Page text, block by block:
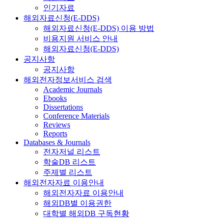
인기자료
해외자료신청(E-DDS)
해외자료신청(E-DDS) 이용 방법
비용지원 서비스 안내
해외자료신청(E-DDS)
공지사항
공지사항
해외전자정보서비스 검색
Academic Journals
Ebooks
Dissertations
Conference Materials
Reviews
Reports
Databases & Journals
전자저널 리스트
학술DB 리스트
주제별 리스트
해외전자자료 이용안내
해외전자자료 이용안내
해외DB별 이용권한
대학별 해외DB 구독현황